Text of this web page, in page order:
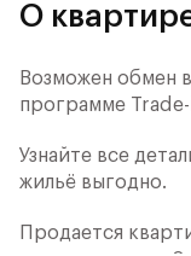
О
Возможен обмен
программе
Узнайте все
жильё выгодно.
Продается